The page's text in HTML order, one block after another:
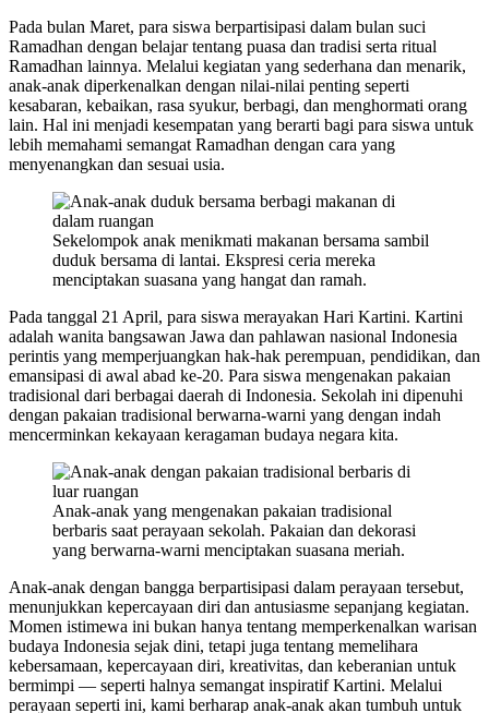
Pada bulan Maret, para siswa berpartisipasi dalam bulan suci
Ramadhan dengan belajar tentang puasa dan tradisi serta ritual
Ramadhan lainnya. Melalui kegiatan yang sederhana dan menarik,
anak-anak diperkenalkan dengan nilai-nilai penting seperti
kesabaran, kebaikan, rasa syukur, berbagi, dan menghormati orang
lain. Hal ini menjadi kesempatan yang berarti bagi para siswa untuk
lebih memahami semangat Ramadhan dengan cara yang
menyenangkan dan sesuai usia.
Sekelompok anak menikmati makanan bersama sambil
duduk bersama di lantai. Ekspresi ceria mereka
menciptakan suasana yang hangat dan ramah.
Pada tanggal 21 April, para siswa merayakan Hari Kartini. Kartini
adalah wanita bangsawan Jawa dan pahlawan nasional Indonesia
perintis yang memperjuangkan hak-hak perempuan, pendidikan, dan
emansipasi di awal abad ke-20. Para siswa mengenakan pakaian
tradisional dari berbagai daerah di Indonesia. Sekolah ini dipenuhi
dengan pakaian tradisional berwarna-warni yang dengan indah
mencerminkan kekayaan keragaman budaya negara kita.
Anak-anak yang mengenakan pakaian tradisional
berbaris saat perayaan sekolah. Pakaian dan dekorasi
yang berwarna-warni menciptakan suasana meriah.
Anak-anak dengan bangga berpartisipasi dalam perayaan tersebut,
menunjukkan kepercayaan diri dan antusiasme sepanjang kegiatan.
Momen istimewa ini bukan hanya tentang memperkenalkan warisan
budaya Indonesia sejak dini, tetapi juga tentang memelihara
kebersamaan, kepercayaan diri, kreativitas, dan keberanian untuk
bermimpi — seperti halnya semangat inspiratif Kartini. Melalui
perayaan seperti ini, kami berharap anak-anak akan tumbuh untuk